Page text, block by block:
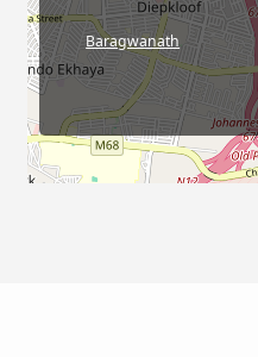
Baragwanath